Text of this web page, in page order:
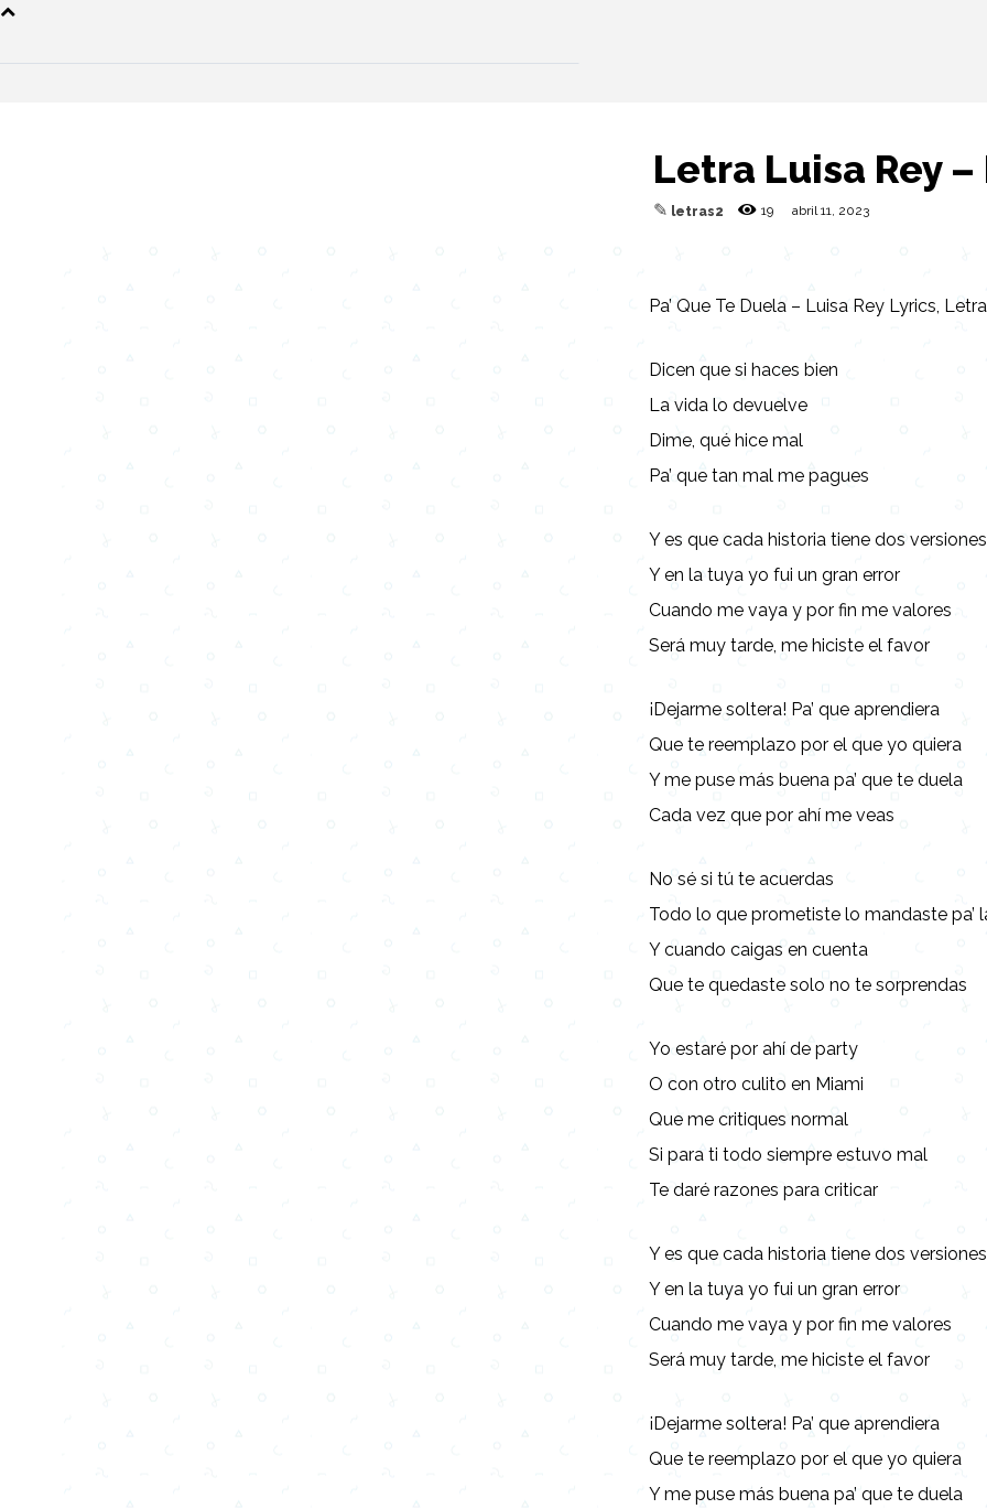
Letra Luisa Rey –
✎ letras2 19 abril 11, 2023
Pa’ Que Te Duela – Luisa Rey Lyrics,
Dicen que si haces bien
La vida lo devuelve
Dime, qué hice mal
Pa’ que tan mal me pagues
Y es que cada historia tiene dos versiones
Y en la tuya yo fui un gran error
Cuando me vaya y por fin me valores
Será muy tarde, me hiciste el favor
¡Dejarme soltera! Pa’ que aprendiera
Que te reemplazo por el que yo quiera
Y me puse más buena pa’ que te duela
Cada vez que por ahí me veas
No sé si tú te acuerdas
Todo lo que prometiste lo mandaste pa’
Y cuando caigas en cuenta
Que te quedaste solo no te sorprendas
Yo estaré por ahí de party
O con otro culito en Miami
Que me critiques normal
Si para ti todo siempre estuvo mal
Te daré razones para criticar
Y es que cada historia tiene dos versiones
Y en la tuya yo fui un gran error
Cuando me vaya y por fin me valores
Será muy tarde, me hiciste el favor
¡Dejarme soltera! Pa’ que aprendiera
Que te reemplazo por el que yo quiera
Y me puse más buena pa’ que te duela